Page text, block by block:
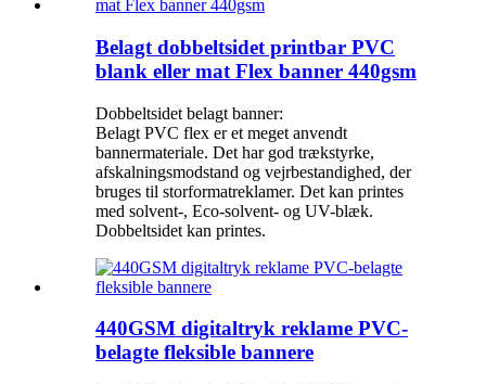
Belagt dobbeltsidet printbar PVC
blank eller mat Flex banner 440gsm
Dobbeltsidet belagt banner:
Belagt PVC flex er et meget anvendt
bannermateriale. Det har god trækstyrke,
afskalningsmodstand og vejrbestandighed, der
bruges til storformatreklamer. Det kan printes
med solvent-, Eco-solvent- og UV-blæk.
Dobbeltsidet kan printes.
440GSM digitaltryk reklame PVC-
belagte fleksible bannere